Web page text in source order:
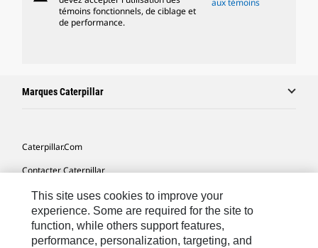
témoins fonctionnels, de ciblage et
de performance.
aux témoins
Marques Caterpillar
Caterpillar.com
Contacter Caterpillar
Mes Préférences Marketing
Plan Du Site
Cookie Settings
This site uses cookies to improve your
experience. Some are required for the site to
function, while others support features,
performance, personalization, targeting, and